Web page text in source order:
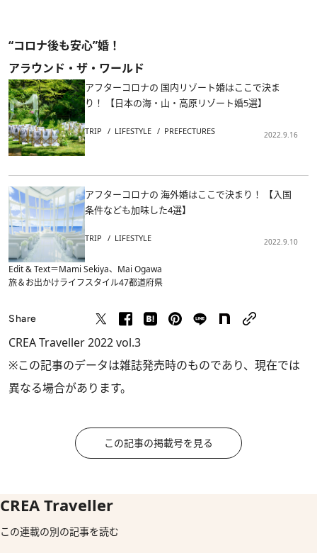
“コロナ後も安心”婚！
アラウンド・ザ・ワールド
アフターコロナの 国内リゾート婚はここで決ま
り！ 【日本の海・山・高原リゾート婚5選】
TRIP LIFESTYLE PREFECTURES 2022.9.16
アフターコロナの 海外婚はここで決まり！ 【入国
条件なども加味した4選】
TRIP LIFESTYLE 2022.9.10
Edit & Text＝Mami Sekiya、Mai Ogawa
旅＆お出かけライフスタイル47都道府県
Share
CREA Traveller 2022 vol.3
※この記事のデータは雑誌発売時のものであり、現在では
異なる場合があります。
この記事の掲載号を見る
CREA Traveller
この連載の別の記事を読む